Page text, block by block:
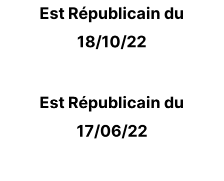
Est Républicain du
18/10/22
Est Républicain du
17/06/22